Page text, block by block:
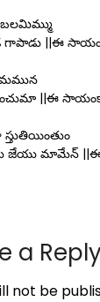
బలమిమ్ము
గాపాడు ||ఈ
||ఈ
జేయు మామేన్
a Reply
not be